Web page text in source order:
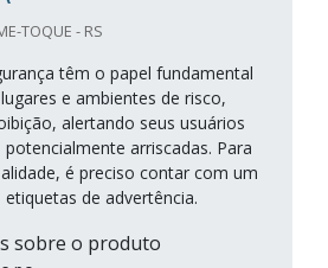
TOQUE - RS
têm o papel fundamental
e ambientes de risco,
alertando seus usuários
arriscadas. Para
é preciso contar com um
de advertência.
sobre o produto